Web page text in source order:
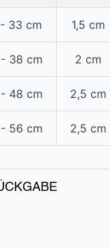
33 cm 1,5 cm
38 cm 2 cm
48 cm 2,5 cm
56 cm 2,5 cm